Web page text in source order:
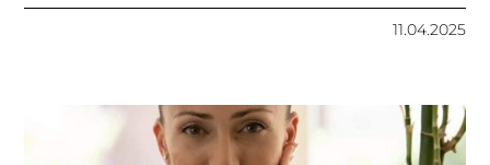
11.04.2025